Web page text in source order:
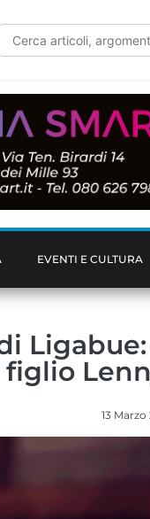
EVENTI E CULTURA
figlio
13